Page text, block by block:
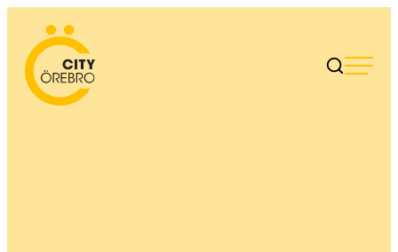
content
City Örebro